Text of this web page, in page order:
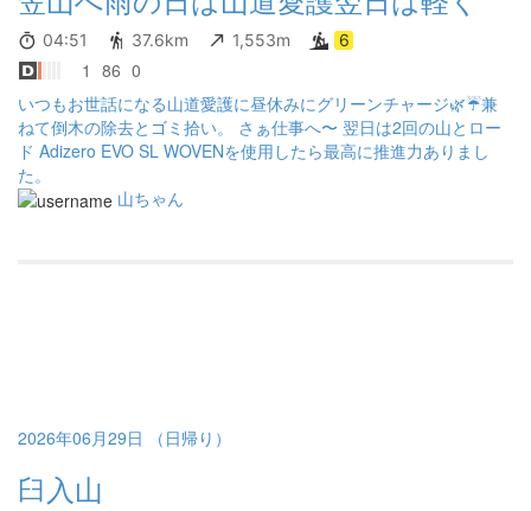
04:51 37.6km 1,553m 6
1 86 0
いつもお世話になる山道愛護に昼休みにグリーンチャージ🌿☔兼
ねて倒木の除去とゴミ拾い。 さぁ仕事へ〜 翌日は2回の山とロー
ド Adizero EVO SL WOVENを使用したら最高に推進力ありまし
た。
山ちゃん
2026年06月29日 （日帰り）
臼入山